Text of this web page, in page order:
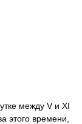
между V и XI
этого времени,